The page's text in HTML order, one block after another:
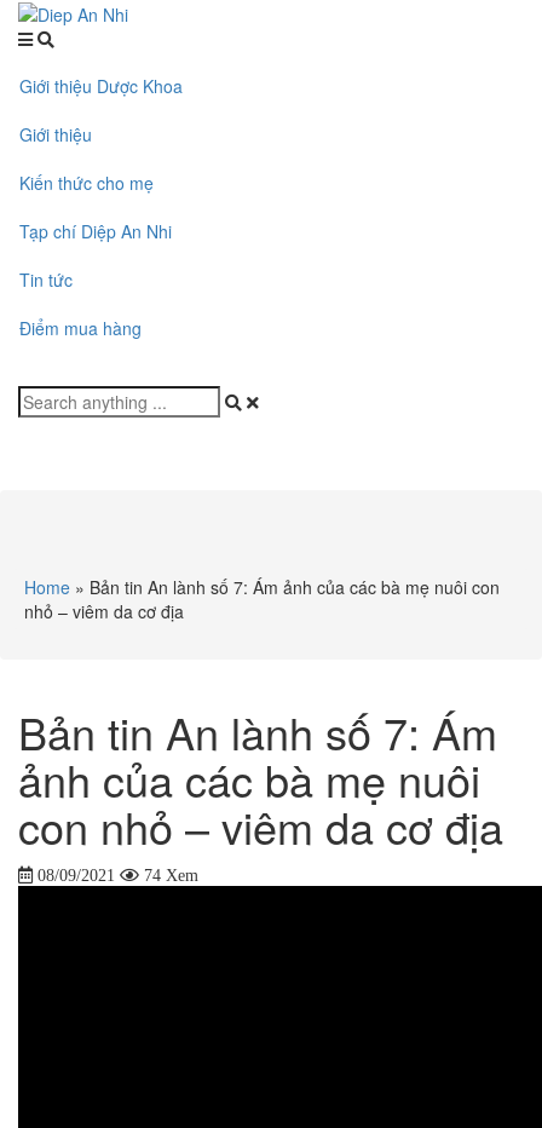
Giới thiệu Dược Khoa
Giới thiệu
Kiến thức cho mẹ
Tạp chí Diệp An Nhi
Tin tức
Điểm mua hàng
Home » Bản tin An lành số 7: Ám ảnh của các bà mẹ nuôi con
nhỏ – viêm da cơ địa
Bản tin An lành số 7: Ám
ảnh của các bà mẹ nuôi
con nhỏ – viêm da cơ địa
08/09/2021 74 Xem